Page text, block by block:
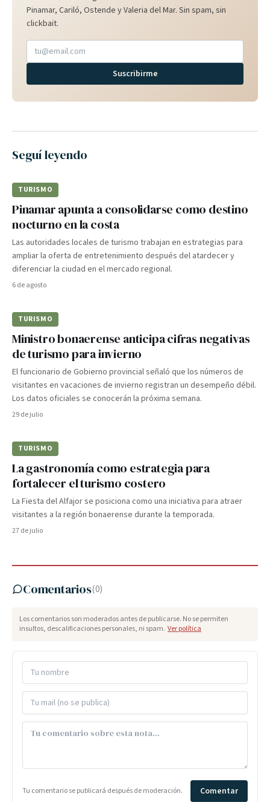
Pinamar, Cariló, Ostende y Valeria del Mar. Sin spam, sin
clickbait.
Suscribirme
Seguí leyendo
TURISMO
Pinamar apunta a consolidarse como destino
nocturno en la costa
Las autoridades locales de turismo trabajan en estrategias para
ampliar la oferta de entretenimiento después del atardecer y
diferenciar la ciudad en el mercado regional.
6 de agosto
TURISMO
Ministro bonaerense anticipa cifras negativas
de turismo para invierno
El funcionario de Gobierno provincial señaló que los números de
visitantes en vacaciones de invierno registran un desempeño débil.
Los datos oficiales se conocerán la próxima semana.
29 de julio
TURISMO
La gastronomía como estrategia para
fortalecer el turismo costero
La Fiesta del Alfajor se posiciona como una iniciativa para atraer
visitantes a la región bonaerense durante la temporada.
27 de julio
Comentarios(0)
Los comentarios son moderados antes de publicarse. No se permiten
insultos, descalificaciones personales, ni spam. Ver política
Tu comentario se publicará después de moderación. Comentar